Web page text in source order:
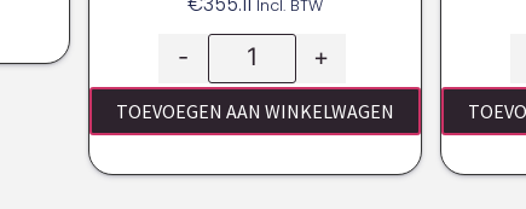
Incl. BTW
- +
TOEVOEGEN AAN WINKELWAGEN